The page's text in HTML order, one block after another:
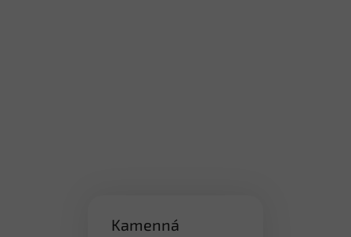
Kamenná